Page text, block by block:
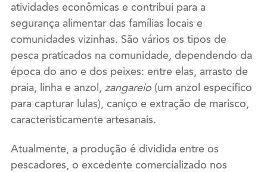
atividades econômicas e contribui para a
segurança alimentar das famílias locais e
comunidades vizinhas. São vários os tipos de
pesca praticados na comunidade, dependendo da
época do ano e dos peixes: entre elas, arrasto de
praia, linha e anzol, zangareio(um anzol específico
para capturar lulas), caniço e extração de marisco,
caracteristicamente artesanais.
Atualmente, a produção é dividida entre os
pescadores, o excedente comercializado nos